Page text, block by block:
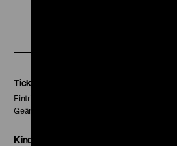
Tickets
Eintritt 5 €
Geänderte Preise sind im Programm
Kinokasse